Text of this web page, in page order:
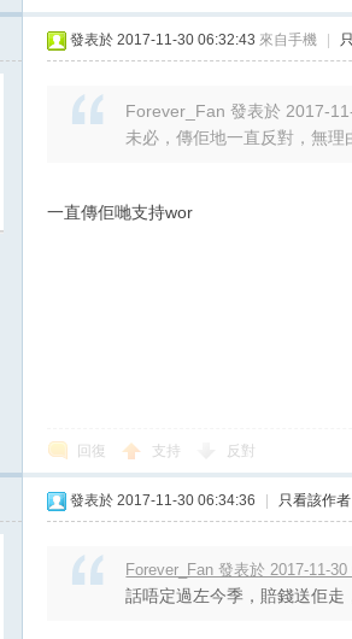
發表於 2017-11-30 06:32:43 來自手機
Forever_Fan 發表於 2017-
未必，傳佢地一直反對，無理
一直傳佢哋支持wor
回復 支持 反對
發表於 2017-11-30 06:34:36 只看該作者
Forever_Fan 發表於 2017-11-30
話唔定過左今季，賠錢送佢走